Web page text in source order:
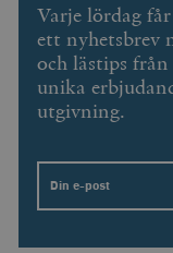
Varje lördag
ett nyhetsbrev
och lästips
unika
utgivning.
Email